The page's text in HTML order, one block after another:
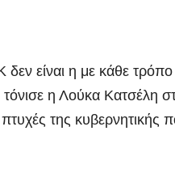
είναι η με κάθε
η Λούκα Κατσέλη
της κυβερνητικής